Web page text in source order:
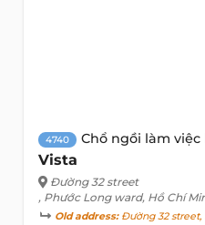
4740 Chổ ngồi làm việc
Vista
Đường 32 street
, Phước Long ward, Hồ Chí
Old address:Đường 32 street,